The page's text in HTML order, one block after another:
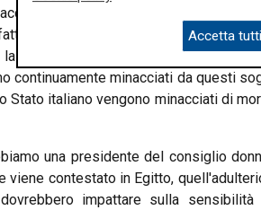
il console dicendogli che, se lui
sparare nelle gambe e lo
donna che vive nascosta con la
continuamente minacciati da questi
Stato italiano vengono minacciati di
una presidente del consiglio
viene contestato in Egitto,
impattare sulla sensibilità
Accetta tutti